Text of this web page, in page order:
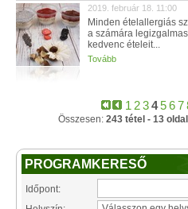
2019. február 18. 11:00
Minden ételallergiás
a számára
kedvenc ételeit...
Tovább
1 234567
Összesen: 243 tétel - 13
PROGRAMKERESŐ
Időpont: